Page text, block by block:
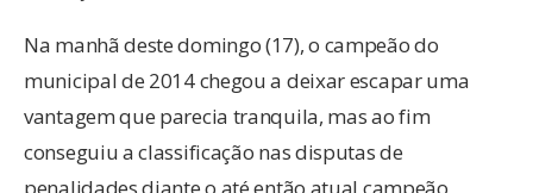
Na manhã deste domingo (17), o campeão do
municipal de 2014 chegou a deixar escapar uma
vantagem que parecia tranquila, mas ao fim
conseguiu a classificação nas disputas de